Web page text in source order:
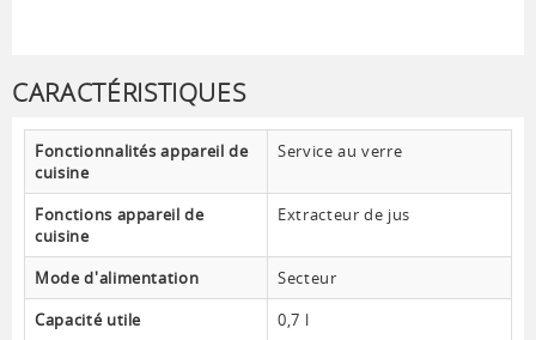
CARACTÉRISTIQUES
Fonctionnalités appareil de
cuisine
Service au verre
Fonctions appareil de
cuisine
Extracteur de jus
Mode d'alimentation
Secteur
Capacité utile
0,7 l